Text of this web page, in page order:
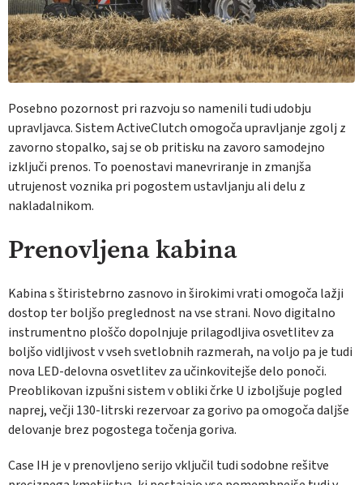
Posebno pozornost pri razvoju so namenili tudi udobju
upravljavca. Sistem ActiveClutch omogoča upravljanje zgolj z
zavorno stopalko, saj se ob pritisku na zavoro samodejno
izključi prenos. To poenostavi manevriranje in zmanjša
utrujenost voznika pri pogostem ustavljanju ali delu z
nakladalnikom.
Prenovljenakabina
Kabina s štiristebrno zasnovo in širokimi vrati omogoča lažji
dostop ter boljšo preglednost na vse strani. Novo digitalno
instrumentno ploščo dopolnjuje prilagodljiva osvetlitev za
boljšo vidljivost v vseh svetlobnih razmerah, na voljo pa je tudi
nova LED-delovna osvetlitev za učinkovitejše delo ponoči.
Preoblikovan izpušni sistem v obliki črke U izboljšuje pogled
naprej, večji 130-litrski rezervoar za gorivo pa omogoča daljše
delovanje brez pogostega točenja goriva.
Case IH je v prenovljeno serijo vključil tudi sodobne rešitve